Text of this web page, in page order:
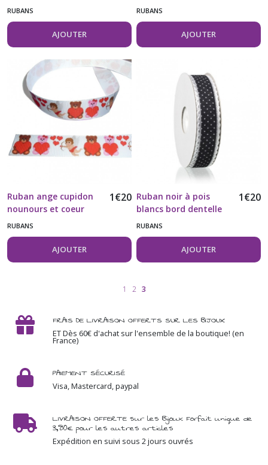
22 MM vendu au
mètre
RUBANS
AJOUTER
22mm vendu au mètre
RUBANS
AJOUTER
Ruban ange cupidon
nounours et coeur
gros grain 22MM
1€20
RUBANS
AJOUTER
Ruban noir à pois
blancs bord dentelle
vendu au mètre
1€20
RUBANS
AJOUTER
1 2 3
FRAIS DE LIVRAISON OFFERTS SUR LES BIJOUX
ET Dès 60€ d'achat sur l'ensemble de la boutique! (en
France)
PAIEMENT SÉCURISÉ
Visa, Mastercard, paypal
LIVRAISON OFFERTE sur les Bijoux Forfait unique de
3,80€ pour les autres articles
Expédition en suivi sous 2 jours ouvrés